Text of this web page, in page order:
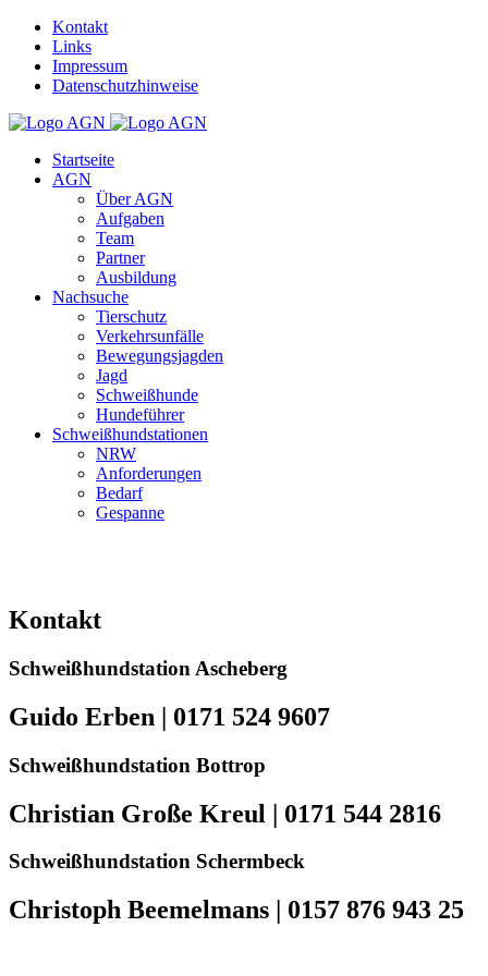
Kontakt
Links
Impressum
Datenschutzhinweise
Startseite
AGN
Über AGN
Aufgaben
Team
Partner
Ausbildung
Nachsuche
Tierschutz
Verkehrsunfälle
Bewegungsjagden
Jagd
Schweißhunde
Hundeführer
Schweißhundstationen
NRW
Anforderungen
Bedarf
Gespanne
Kontakt
Schweißhundstation Ascheberg
Guido Erben | 0171 524 9607
Schweißhundstation Bottrop
Christian Große Kreul | 0171 544 2816
Schweißhundstation Schermbeck
Christoph Beemelmans | 0157 876 943 25